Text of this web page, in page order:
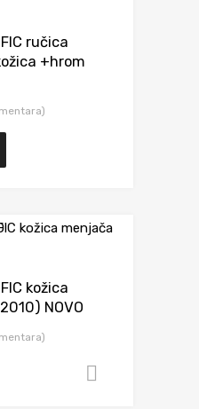
ručica
+hrom
kožica
NOVO